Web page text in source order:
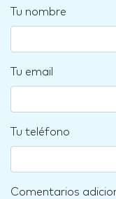
Tu nombre
Tu email
Tu teléfono
Comentarios